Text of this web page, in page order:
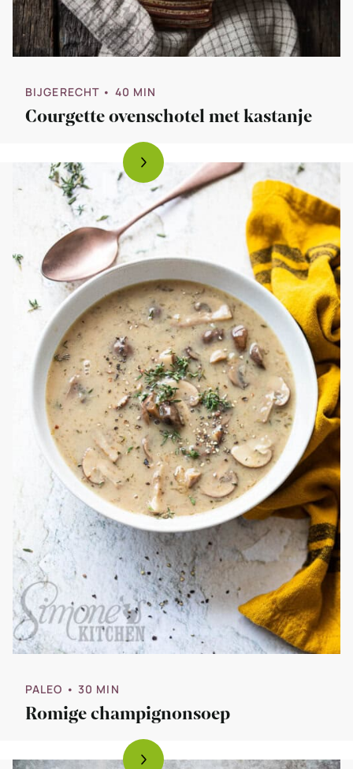
BIJGERECHT • 40 MIN
Courgette ovenschotel met kastanje
PALEO • 30 MIN
Romige champignonsoep